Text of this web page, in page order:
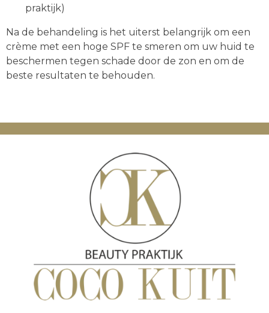
praktijk)
Na de behandeling is het uiterst belangrijk om een ​​
crème met een hoge SPF te smeren om uw huid te
beschermen tegen schade door de zon en om de
beste resultaten te behouden.